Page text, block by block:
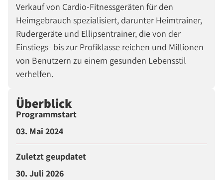
Verkauf von Cardio-Fitnessgeräten für den
Heimgebrauch spezialisiert, darunter Heimtrainer,
Rudergeräte und Ellipsentrainer, die von der
Einstiegs- bis zur Profiklasse reichen und Millionen
von Benutzern zu einem gesunden Lebensstil
verhelfen.
Überblick
Programmstart
03. Mai 2024
Zuletzt geupdatet
30. Juli 2026